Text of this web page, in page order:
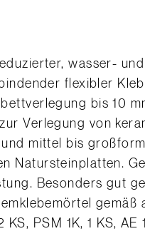
wasser- und
flexibler
bis 10
Verlegung von
mittel bis
Natursteinplatten.
Besonders gut
gemäß
PSM 1K, 1 KS, AE